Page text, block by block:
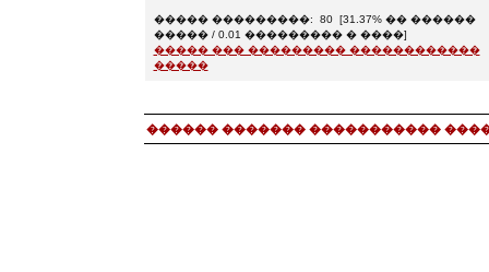
����� ���������: 80 [31.37% �� ������
����� / 0.01 ��������� � ����]
����� ��� ��������� ������������
�����
������ ������� �����������